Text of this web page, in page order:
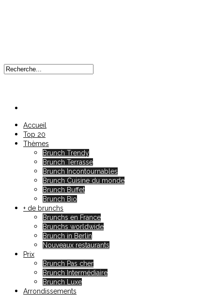
Accueil
Top 20
Thèmes
Brunch Trendy
Brunch Terrasse
Brunch Incontournables
Brunch Cuisine du monde
Brunch Buffet
Brunch Bio
+ de brunchs
Brunchs en France
Brunchs worldwide
Brunch in Berlin
Nouveaux restaurants
Prix
Brunch Pas cher
Brunch Intermédiaire
Brunch Luxe
Arrondissements